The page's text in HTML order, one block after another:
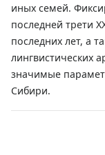
иных семей.
последней трети
последних лет, а
лингвистических
значимые
Сибири.